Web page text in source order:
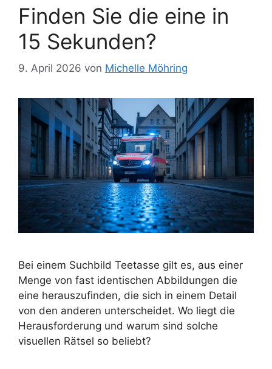
Finden Sie die eine in
15 Sekunden?
9. April 2026 von Michelle Möhring
Bei einem Suchbild Teetasse gilt es, aus einer
Menge von fast identischen Abbildungen die
eine herauszufinden, die sich in einem Detail
von den anderen unterscheidet. Wo liegt die
Herausforderung und warum sind solche
visuellen Rätsel so beliebt?